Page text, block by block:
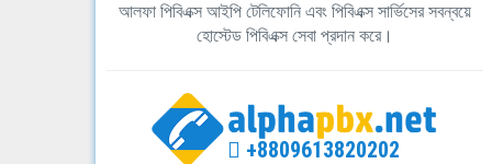
আলফা পিবিএক্স আইপি টেলিফোনি এবং পিবিএক্স সার্ভিসের সবন্বয়ে
হোস্টেড পিবিএক্স সেবা প্রদান করে।
+8809613820202